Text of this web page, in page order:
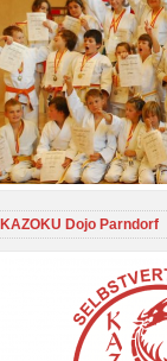
KAZOKU Dojo Parndorf